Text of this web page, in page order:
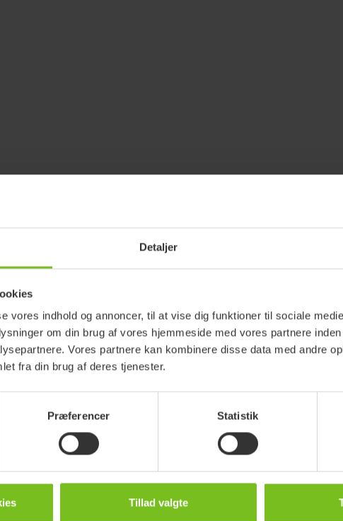
Detaljer
vores indhold og annoncer, til at vise dig funktioner til sociale
om din brug af vores hjemmeside med vores partnere
Vores partnere kan kombinere disse data med andre
fra din brug af deres tjenester.
Præferencer Statistik
Tillad valgte